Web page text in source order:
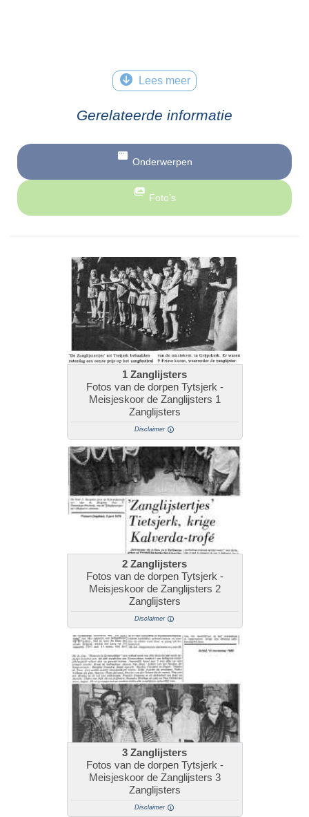
Lees meer
Gerelateerde informatie
Onderwerpen
Foto’s
1 Zanglijsters
Fotos van de dorpen Tytsjerk -
Meisjeskoor de Zanglijsters 1
Zanglijsters
Disclaimer
2 Zanglijsters
Fotos van de dorpen Tytsjerk -
Meisjeskoor de Zanglijsters 2
Zanglijsters
Disclaimer
3 Zanglijsters
Fotos van de dorpen Tytsjerk -
Meisjeskoor de Zanglijsters 3
Zanglijsters
Disclaimer